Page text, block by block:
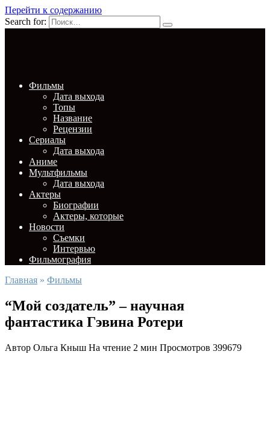
Перейти к содержанию
Search for:
Фильмы
Дата выхода
Топы
Название
Рецензии
Сериалы
Дата выхода
Аниме
Мультфильмы
Дата выхода
Актеры
Биографии
Актеры, которые
Новости
Съемки
Интервью
Фильмография
Главная » Фильмы
“Мой создатель” – научная
фантастика Гэвина Ротери
Автор Ольга Кныш На чтение 2 мин Просмотров 399679